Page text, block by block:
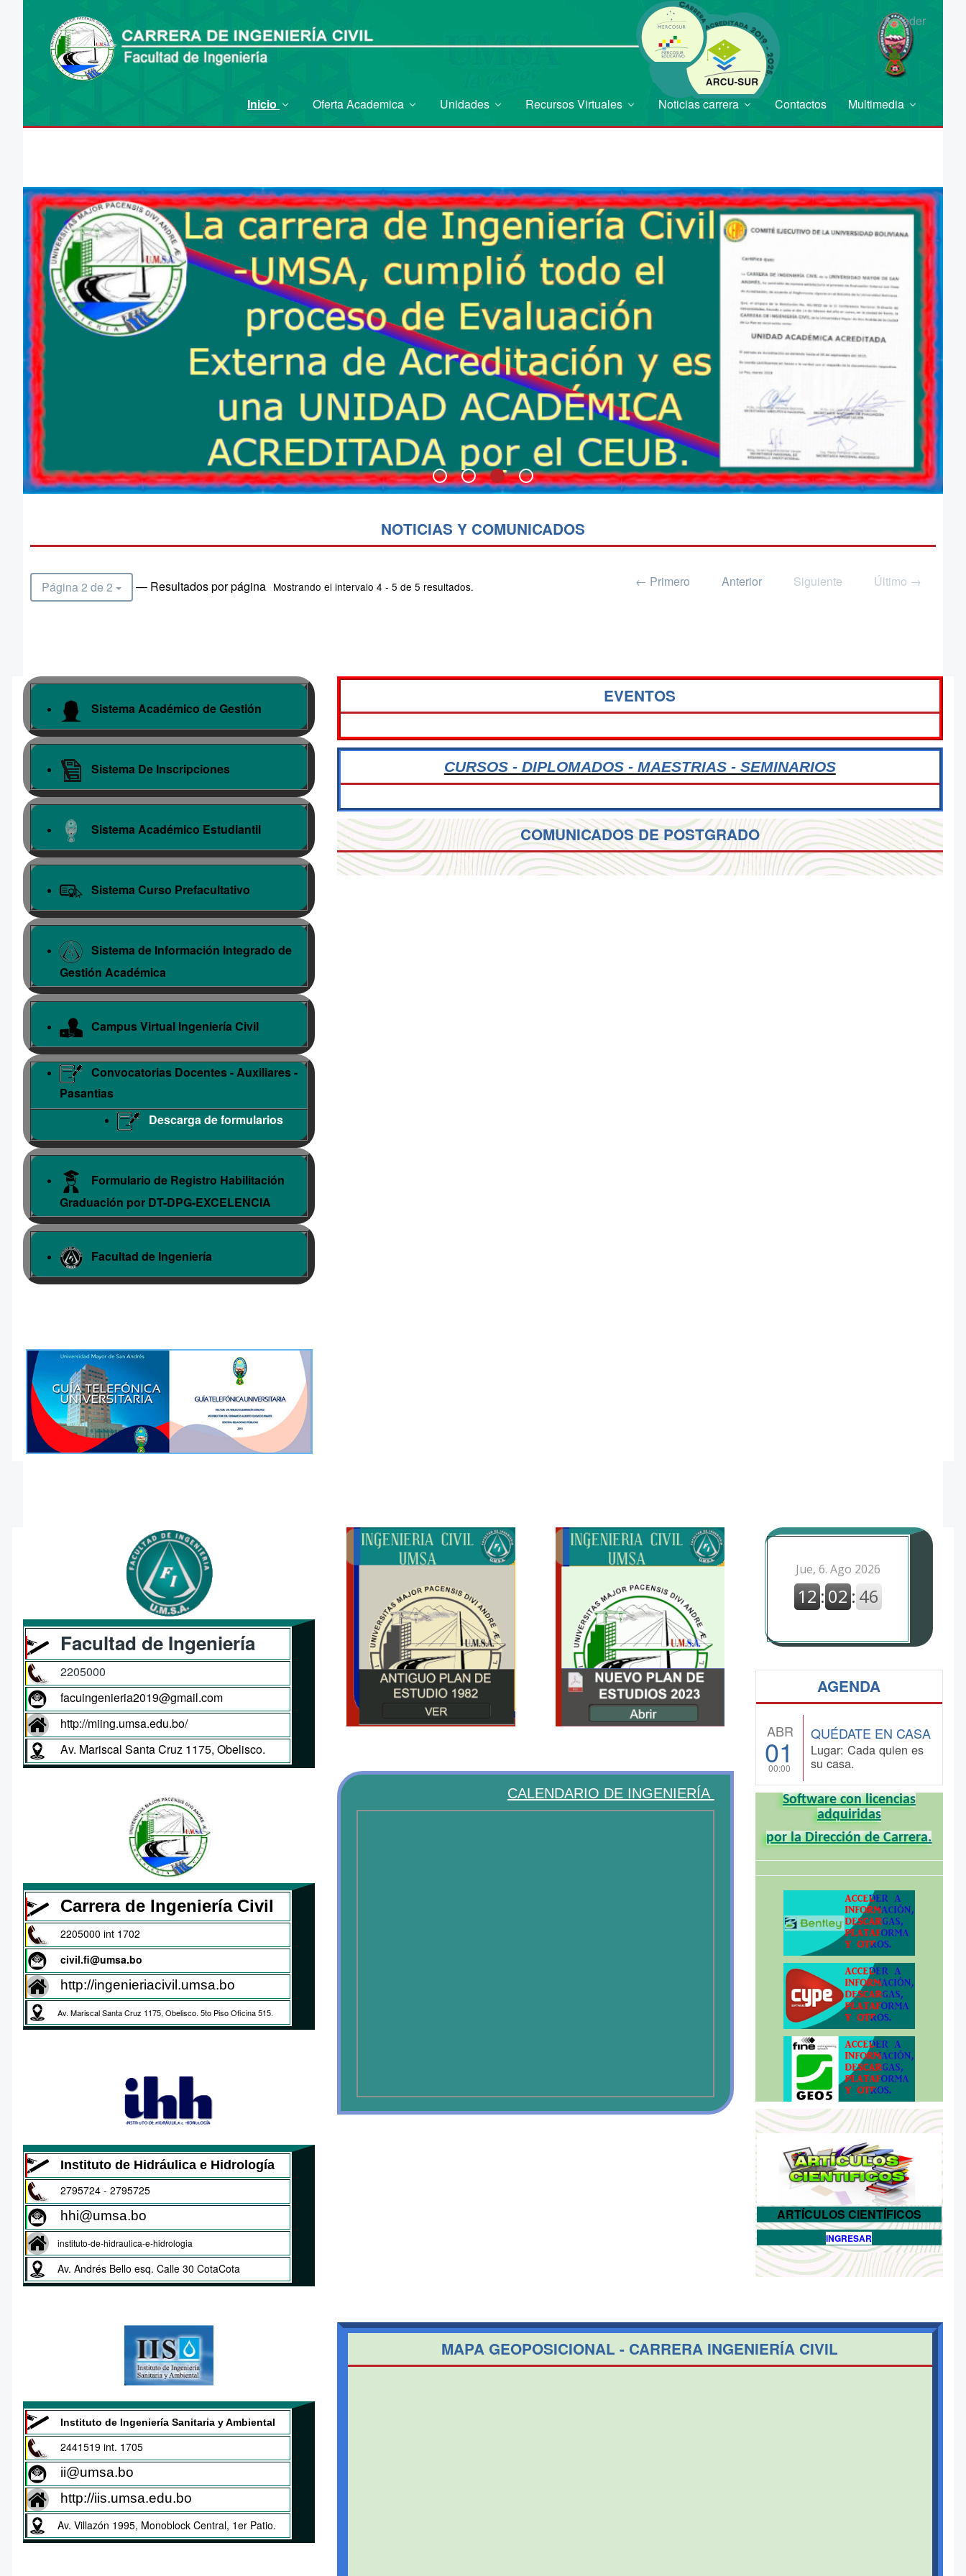
Acceder
Inicio Oferta Academica Unidades Recursos Virtuales Noticias carrera Contactos Multimedia
NOTICIAS Y COMUNICADOS
Página 2 de 2 — Resultados por página Mostrando el intervalo 4 - 5 de 5 resultados. ← Primero Anterior Siguiente Último →
Sistema Académico de Gestión
Sistema De Inscripciones
Sistema Académico Estudiantil
Sistema Curso Prefacultativo
Sistema de Información Integrado de
Gestión Académica
Campus Virtual Ingeniería Civil
Convocatorias Docentes - Auxiliares -
Pasantias
Descarga de formularios
Formulario de Registro Habilitación
Graduación por DT-DPG-EXCELENCIA
Facultad de Ingeniería
EVENTOS
CURSOS - DIPLOMADOS - MAESTRIAS - SEMINARIOS
COMUNICADOS DE POSTGRADO
Facultad de Ingeniería
2205000
facuingenieria2019@gmail.com
http://miing.umsa.edu.bo/
Av. Mariscal Santa Cruz 1175, Obelisco.
Carrera de Ingeniería Civil
2205000 int 1702
civil.fi@umsa.bo
http://ingenieriacivil.umsa.bo
Av. Mariscal Santa Cruz 1175, Obelisco. 5to Piso Oficina 515.
Instituto de Hidráulica e Hidrología
2795724 - 2795725
hhi@umsa.bo
instituto-de-hidraulica-e-hidrologia
Av. Andrés Bello esq. Calle 30 CotaCota
Instituto de Ingeniería Sanitaria y Ambiental
2441519 int. 1705
ii@umsa.bo
http://iis.umsa.edu.bo
Av. Villazón 1995, Monoblock Central, 1er Patio.
CALENDARIO DE INGENIERÍA CIVIL - UMSA
AGENDA
ABR
01
00:00
QUÉDATE EN CASA
Lugar: Cada quien es
su casa.
Software con licencias
adquiridas
por la Dirección de Carrera.
ARTÍCULOS CIENTÍFICOS
INGRESAR
MAPA GEOPOSICIONAL - CARRERA INGENIERÍA CIVIL